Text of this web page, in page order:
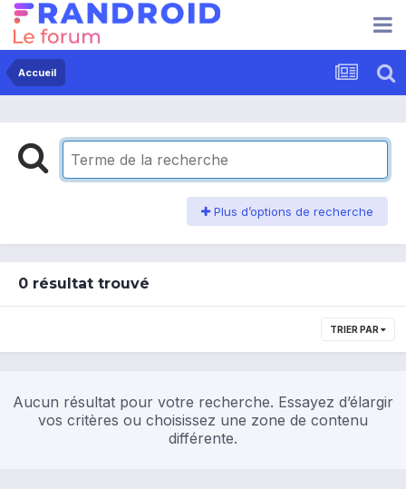
Accueil
Plus d’options de recherche
0 résultat trouvé
TRIER PAR
Aucun résultat pour votre recherche. Essayez d’élargir
vos critères ou choisissez une zone de contenu
différente.